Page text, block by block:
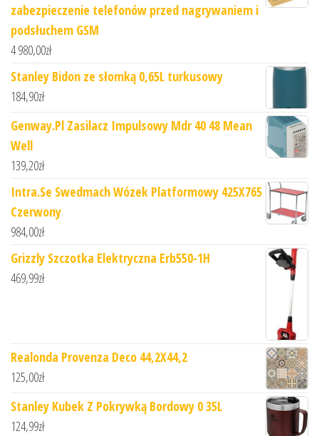
zabezpieczenie telefonów przed nagrywaniem i
podsłuchem GSM
4 980,00zł
Stanley Bidon ze słomką 0,65L turkusowy
184,90zł
Genway.Pl Zasilacz Impulsowy Mdr 40 48 Mean
Well
139,20zł
Intra.Se Swedmach Wózek Platformowy 425X765
Czerwony
984,00zł
Grizzly Szczotka Elektryczna Erb550-1H
469,99zł
Realonda Provenza Deco 44,2X44,2
125,00zł
Stanley Kubek Z Pokrywką Bordowy 0 35L
124,99zł